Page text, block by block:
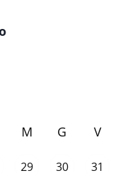
M G V
29 30 31